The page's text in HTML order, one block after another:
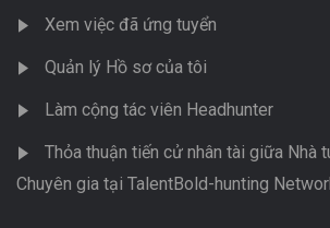
Xem việc đã ứng tuyển
Quản lý Hồ sơ của tôi
Làm cộng tác viên Headhunter
Thỏa thuận tiến cử nhân tài giữa Nhà
Chuyên gia tại TalentBold-hunting